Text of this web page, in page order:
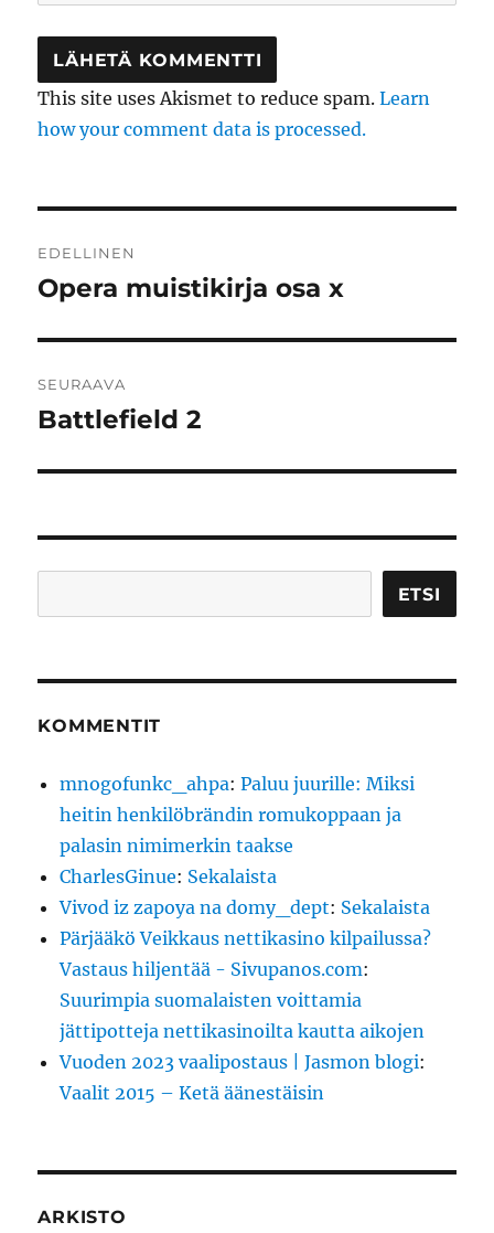
This site uses Akismet to reduce spam.Learn
how your comment data is processed.
selaus
EDELLINEN
Edellinen
Opera muistikirja osa x
SEURAAVA
Seuraava
Battlefield 2
ETSI
KOMMENTIT
mnogofunkc_ahpa:Paluu juurille: Miksi
heitin henkilöbrändin romukoppaan ja
palasin nimimerkin taakse
CharlesGinue: Sekalaista
Vivod iz zapoya na domy_dept: Sekalaista
Pärjääkö Veikkaus nettikasino kilpailussa?
Vastaus hiljentää - Sivupanos.com:
Suurimpia suomalaisten voittamia
jättipotteja nettikasinoilta kautta aikojen
Vuoden 2023 vaalipostaus | Jasmon blogi:
Vaalit 2015 – Ketä äänestäisin
ARKISTO